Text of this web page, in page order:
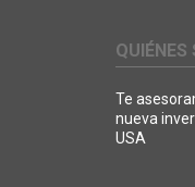
QUIÉNES
Te
nueva
USA